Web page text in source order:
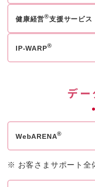
健康経営®支援サービス
IP-WARP®
デー
WebARENA®
※ お客さまサポート全